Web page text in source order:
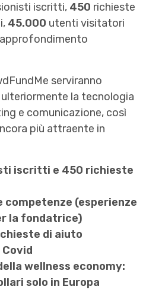
iscritti, 450 richieste
45.000 utenti visitatori
serviranno
la tecnologia
e comunicazione, così
più attraente in
iscritti e 450 richieste
competenze (esperienze
la fondatrice)
di aiuto
wellness economy:
solo in Europa